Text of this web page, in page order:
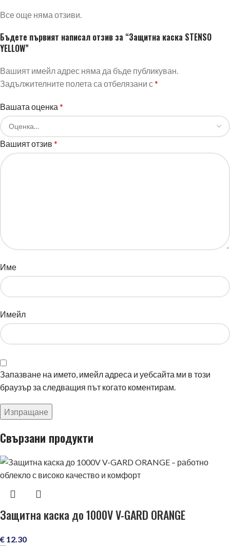
Все още няма отзиви.
Бъдете първият написал отзив за “Защитна каска STENSO
YELLOW”
Вашият имейл адрес няма да бъде публикуван.
Задължителните полета са отбелязани с*
Вашата оценка *
Вашият отзив *
Име
Имейл
Запазване на името, имейл адреса и уебсайта ми в този
браузър за следващия път когато коментирам.
Свързани продукти
Защитна каска до 1000V V-GARD ORANGE
€ 12.30